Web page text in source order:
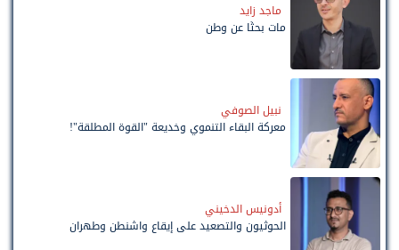
ماجد زايد
مات بحثًا عن وطن
نبيل الصوفي
معركة البقاء التنموي وخديعة "القوة المطلقة"!
أدونيس الدخيني
الحوثيون والتصعيد على إيقاع واشنطن وطهران